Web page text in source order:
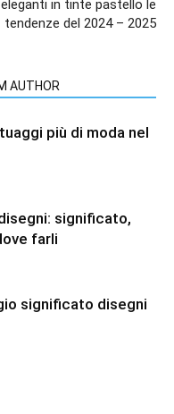
eleganti in tinte pastello le
tendenze del 2024 – 2025
AUTHOR
più di moda nel
significato,
farli
significato disegni